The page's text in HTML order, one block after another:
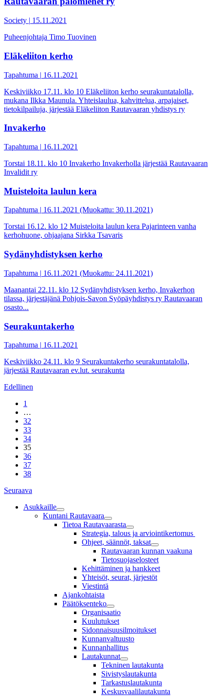
Society | 15.11.2021
Puheenjohtaja Timo Tuovinen
Eläkeliiton kerho
Tapahtuma | 16.11.2021
Keskiviikko 17.11. klo 10 Eläkeliiton kerho seurakuntatalolla,
mukana Ilkka Maunula. Yhteislaulua, kahvittelua, arpajaiset,
tietokilpailuja, järjestää Eläkeliiton Rautavaaran yhdistys ry
Invakerho
Tapahtuma | 16.11.2021
Torstai 18.11. klo 10 Invakerho Invakerholla järjestää Rautavaaran
Invalidit ry
Muisteloita laulun kera
Tapahtuma | 16.11.2021 (Muokattu: 30.11.2021)
Torstai 16.12. klo 12 Muisteloita laulun kera Pajarinteen vanha
kerhohuone, ohjaajana Sirkka Tsavaris
Sydänyhdistyksen kerho
Tapahtuma | 16.11.2021 (Muokattu: 24.11.2021)
Maanantai 22.11. klo 12 Sydänyhdistyksen kerho, Invakerhon
tilassa, järjestäjänä Pohjois-Savon Syöpäyhdistys ry Rautavaaran
osasto...
Seurakuntakerho
Tapahtuma | 16.11.2021
Keskiviikko 24.11. klo 9 Seurakuntakerho seurakuntatalolla,
järjestää Rautavaaran ev.lut. seurakunta
Sivutus
Edellinen
1
…
32
33
34
35
36
37
38
Seuraava
Asukkaille
Kuntani Rautavaara
Tietoa Rautavaarasta
Strategia, talous ja arviointikertomus
Ohjeet, säännöt, taksat
Rautavaaran kunnan vaakuna
Tietosuojaselosteet
Kehittäminen ja hankkeet
Yhteisöt, seurat, järjestöt
Viestintä
Ajankohtaista
Päätöksenteko
Organisaatio
Kuulutukset
Sidonnaisuusilmoitukset
Kunnanvaltuusto
Kunnanhallitus
Lautakunnat
Tekninen lautakunta
Sivistyslautakunta
Tarkastuslautakunta
Keskusvaalilautakunta